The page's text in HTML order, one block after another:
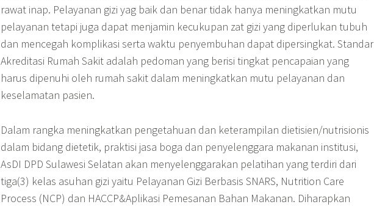
rawat inap. Pelayanan gizi yag baik dan benar tidak hanya meningkatkan mutu
pelayanan tetapi juga dapat menjamin kecukupan zat gizi yang diperlukan tubuh
dan mencegah komplikasi serta waktu penyembuhan dapat dipersingkat. Standar
Akreditasi Rumah Sakit adalah pedoman yang berisi tingkat pencapaian yang
harus dipenuhi oleh rumah sakit dalam meningkatkan mutu pelayanan dan
keselamatan pasien.
Dalam rangka meningkatkan pengetahuan dan keterampilan dietisien/nutrisionis
dalam bidang dietetik, praktisi jasa boga dan penyelenggara makanan institusi,
AsDI DPD Sulawesi Selatan akan menyelenggarakan pelatihan yang terdiri dari
tiga(3) kelas asuhan gizi yaitu Pelayanan Gizi Berbasis SNARS, Nutrition Care
Process (NCP) dan HACCP&Aplikasi Pemesanan Bahan Makanan. Diharapkan